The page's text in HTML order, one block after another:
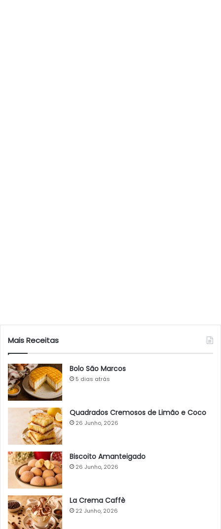
Mais Receitas
Bolo São Marcos
5 dias atrás
Quadrados Cremosos de Limão e Coco
26 Junho, 2026
Biscoito Amanteigado
26 Junho, 2026
La Crema Caffè
22 Junho, 2026